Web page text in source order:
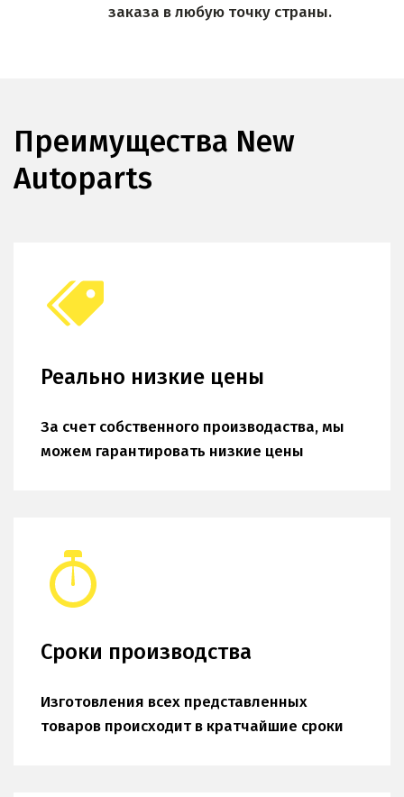
заказа в любую точку страны.
Преимущества New
Autoparts
Реально низкие цены
За счет собственного производаства, мы
можем гарантировать низкие цены
Сроки производства
Изготовления всех представленных
товаров происходит в кратчайшие сроки